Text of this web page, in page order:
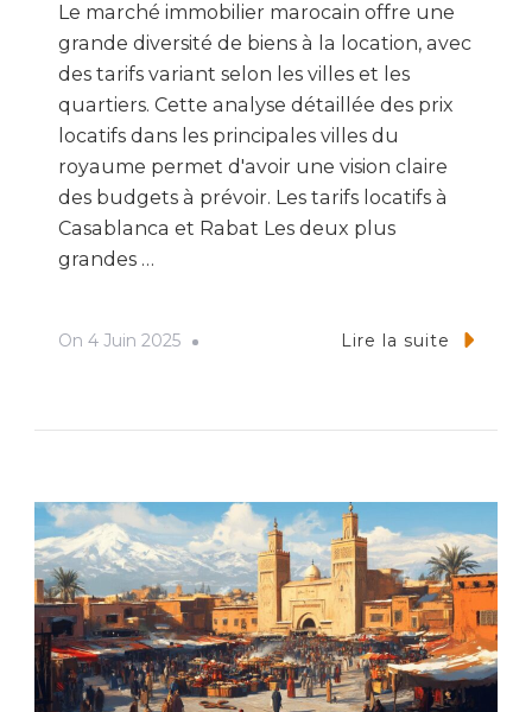
Le marché immobilier marocain offre une
grande diversité de biens à la location, avec
des tarifs variant selon les villes et les
quartiers. Cette analyse détaillée des prix
locatifs dans les principales villes du
royaume permet d'avoir une vision claire
des budgets à prévoir. Les tarifs locatifs à
Casablanca et Rabat Les deux plus
grandes …
On 4 Juin 2025 Lire la suite